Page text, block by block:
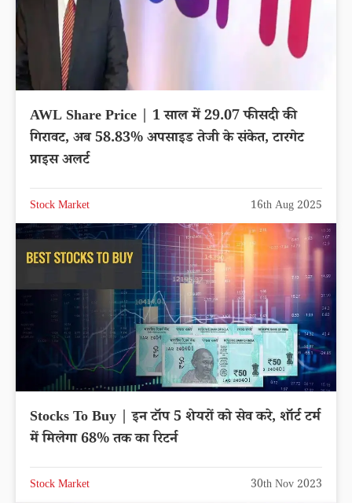
AWL Share Price | 1 साल में 29.07 फीसदी की
गिरावट, अब 58.83% अपसाइड तेजी के संकेत, टारगेट
प्राइस अलर्ट
Stock Market 16th Aug 2025
Stocks To Buy | इन टॉप 5 शेयरों को सेव करे, शॉर्ट टर्म
में मिलेगा 68% तक का रिटर्न
Stock Market 30th Nov 2023